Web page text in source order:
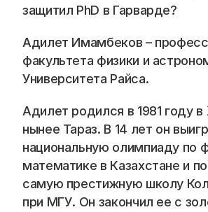
Старт в ИТ
Алгоритмы
iOS с 0
Python-разработчик
Product
Data Science
Аналитик
QA инженер
Blog
Careers
защитил PhD в Гарварде?
Адилет Имамбеков –
факультета физики и
Университета Райса.
Адилет родился в 1981 году
нынее Тараз. В 14 лет он
национальную олимпиаду по
математике в Казахстане и
самую престижную школу
при МГУ. Он закончил ее с